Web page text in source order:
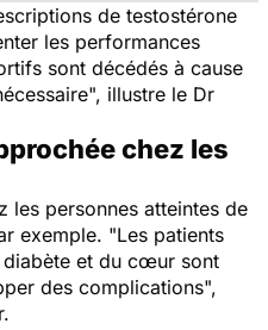
de testostérone
les performances
sont décédés à cause
illustre le Dr
chez les
les personnes atteintes de
exemple. "Les patients
et du cœur sont
des complications",